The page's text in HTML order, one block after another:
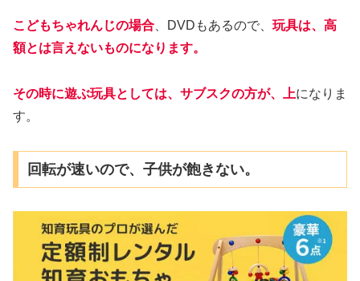
こどもちゃれんじの場合 、DVDもあるので、 玩具は、高
額とは言えないものになります。
その時に遊ぶ玩具としては、サブスクの方が、上になりま
す。
回転が速いので、子供が飽きない。